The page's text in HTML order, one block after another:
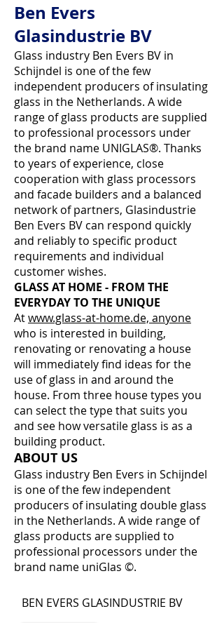
Ben Evers
Glasindustrie BV
Glass industry Ben Evers BV in
Schijndel is one of the few
independent producers of insulating
glass in the Netherlands. A wide
range of glass products are supplied
to professional processors under
the brand name UNIGLAS®. Thanks
to years of experience, close
cooperation with glass processors
and facade builders and a balanced
network of partners, Glasindustrie
Ben Evers BV can respond quickly
and reliably to specific product
requirements and individual
customer wishes.
GLASS AT HOME - FROM THE
EVERYDAY TO THE UNIQUE
Atwww.glass-at-home.de, anyone
who is interested in building,
renovating or renovating a house
will immediately find ideas for the
use of glass in and around the
house. From three house types you
can select the type that suits you
and see how versatile glass is as a
building product.
ABOUT US
Glass industry Ben Evers in Schijndel
is one of the few independent
producers of insulating double glass
in the Netherlands. A wide range of
glass products are supplied to
professional processors under the
brand name uniGlas ©.
BEN EVERS GLASINDUSTRIE BV